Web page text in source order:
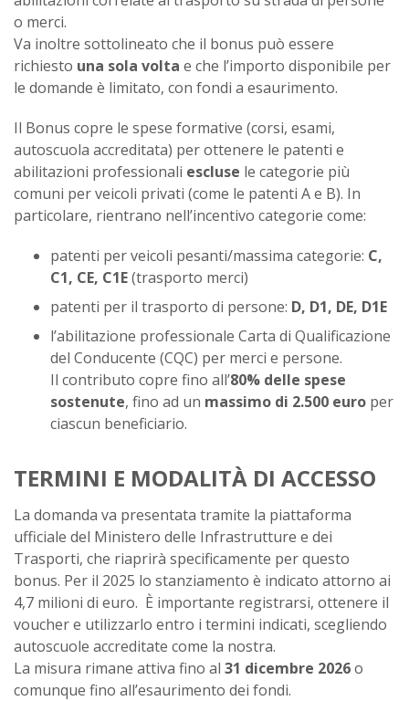
o merci.
Va inoltre sottolineato che il bonus può essere
richiesto una sola volta e che l’importo disponibile per
le domande è limitato, con fondi a esaurimento.
Il Bonus copre le spese formative (corsi, esami,
autoscuola accreditata) per ottenere le patenti e
abilitazioni professionali escluse le categorie più
comuni per veicoli privati (come le patenti A e B). In
particolare, rientrano nell’incentivo categorie come:
patenti per veicoli pesanti/massima categorie: C,
C1, CE, C1E(trasporto merci)
patenti per il trasporto di persone: D, D1, DE, D1E
l’abilitazione professionale Carta di Qualificazione
del Conducente (CQC) per merci e persone.
Il contributo copre fino all’80% delle spese
sostenute, fino ad un massimo di 2.500 euro per
ciascun beneficiario.
TERMINI E MODALITÀ DI ACCESSO
La domanda va presentata tramite la piattaforma
ufficiale del Ministero delle Infrastrutture e dei
Trasporti, che riaprirà specificamente per questo
bonus. Per il 2025 lo stanziamento è indicato attorno ai
4,7 milioni di euro. È importante registrarsi, ottenere il
voucher e utilizzarlo entro i termini indicati, scegliendo
autoscuole accreditate come la nostra.
La misura rimane attiva fino al 31 dicembre 2026o
comunque fino all’esaurimento dei fondi.